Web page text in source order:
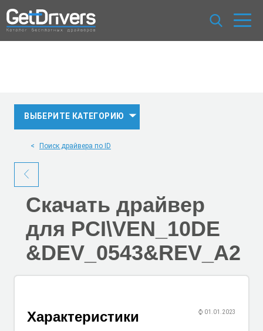
ВЫБЕРИТЕ КАТЕГОРИЮ
Поиск драйвера по ID
Скачать драйвер
для PCI\VEN_10DE
&DEV_0543&REV_A2
⌚ 01.01.2023
Характеристики